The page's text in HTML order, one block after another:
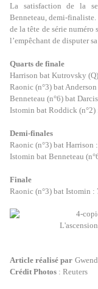
La satisfaction de la
Benneteau, demi-
de la tête de série
l’empêchant de disputer
Quarts de finale
Harrison bat Kutrovsky
Raonic (n°3) bat
Benneteau (n°6) bat
Istomin bat Roddick (n°2)
Demi-finales
Raonic (n°3) bat Harrison
Istomin bat Benneteau
Finale
Raonic (n°3) bat Istomin :
Article réalisé par
Crédit Photos : Reuters